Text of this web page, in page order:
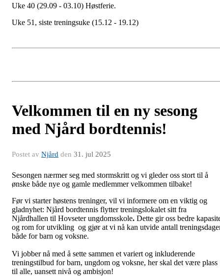
Uke 40 (29.09 - 03.10) Høstferie.
Uke 51, siste treningsuke (15.12 - 19.12)
Velkommen til en ny sesong
med Njård bordtennis!
Postet av Njård den 31. jul 2025
Sesongen nærmer seg med stormskritt og vi gleder oss stort til å
ønske både nye og gamle medlemmer velkommen tilbake!
Før vi starter høstens treninger, vil vi informere om en viktig og
gladnyhet: Njård bordtennis flytter treningslokalet sitt fra
Njårdhallen til Hovseter ungdomsskole. Dette gir oss bedre
og rom for utvikling og gjør at vi nå kan utvide antall
både for barn og voksne.
Vi jobber nå med å sette sammen et variert og inkluderende
treningstilbud for barn, ungdom og voksne, her skal det være plass
til alle, uansett nivå og ambisjon!